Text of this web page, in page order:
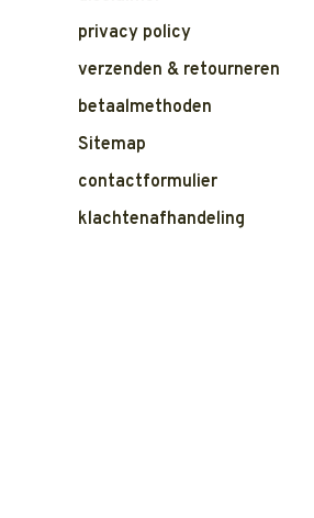
privacy policy
verzenden & retourneren
betaalmethoden
Sitemap
contactformulier
klachtenafhandeling